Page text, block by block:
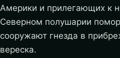
Америки и прилегающих к
Северном полушарии
сооружают гнезда в
вереска.